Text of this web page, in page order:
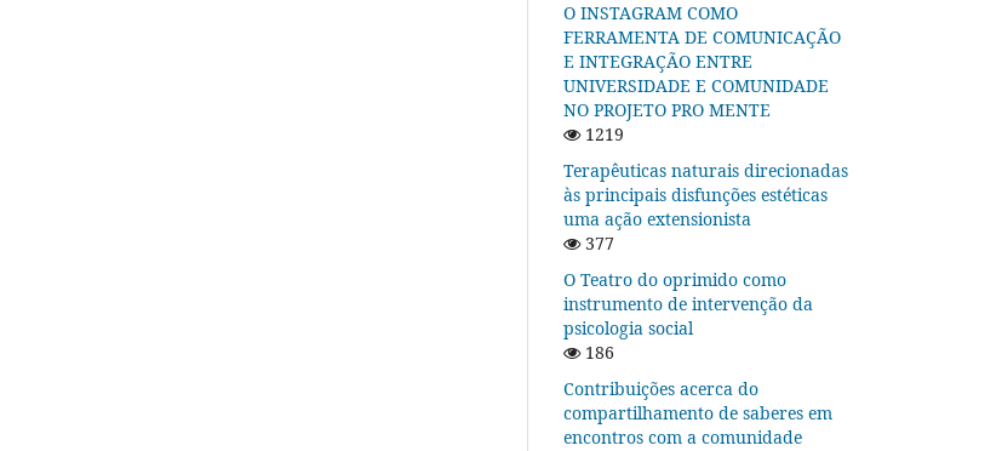
O INSTAGRAM COMO
FERRAMENTA DE COMUNICAÇÃO
E INTEGRAÇÃO ENTRE
UNIVERSIDADE E COMUNIDADE
NO PROJETO PRO MENTE
1219
Terapêuticas naturais direcionadas
às principais disfunções estéticas
uma ação extensionista
377
O Teatro do oprimido como
instrumento de intervenção da
psicologia social
186
Contribuições acerca do
compartilhamento de saberes em
encontros com a comunidade